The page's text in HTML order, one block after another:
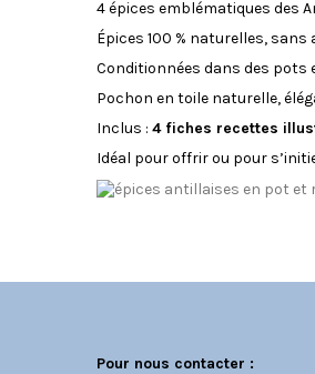
4 épices emblématiques des
Épices 100 % naturelles, sans
Conditionnées dans des pots
Pochon en toile naturelle,
Inclus : 4 fiches recettes
Idéal pour offrir ou pour
Pour nous contacter :